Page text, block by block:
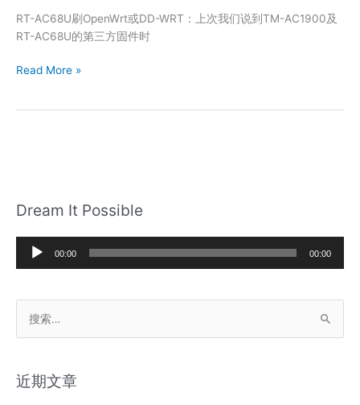
RT-AC68U刷OpenWrt或DD-WRT：上次我们说到TM-AC1900及
RT-AC68U的第三方固件时
RT-
Read More »
Dream It Possible
频
00:00 00:00
近期文章